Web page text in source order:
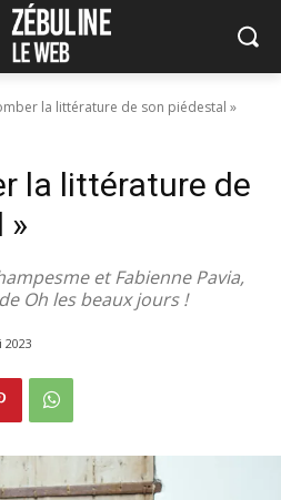
la littérature de son piédestal »
la littérature de
»
et Fabienne Pavia,
Oh les beaux jours !
2023